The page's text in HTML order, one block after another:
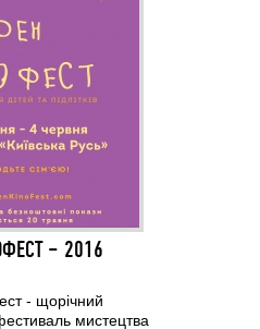
– 2016
- щорічний
мистецтва